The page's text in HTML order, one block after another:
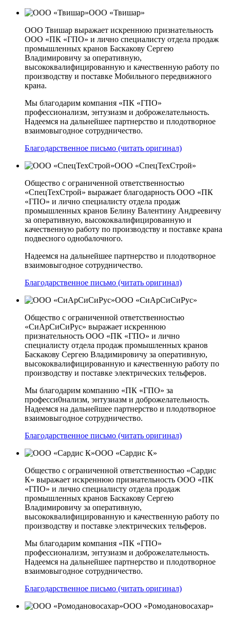
ООО «Твишар»
ООО Твишар выражает искреннюю признательность
ООО «ПК «ГПО» и лично специалисту отдела продаж
промышленных кранов Баскакову Сергею
Владимировичу за оперативную,
высококвалифицированную и качественную работу по
производству и поставке Мобильного передвижного
крана.
Мы благодарим компания «ПК «ГПО»
профессионализм, энтузиазм и доброжелательность.
Надеемся на дальнейшее партнерство и плодотворное
взаимовыгодное сотрудничество.
Благодарственное письмо (читать оригинал)
ООО «СпецТехСтрой»
Общество с ограниченной ответственностью
«СпецТехСтрой» выражает благодарность ООО «ПК
«ГПО» и лично специалисту отдела продаж
промышленных кранов Белину Валентину Андреевичу
за оперативную, высококвалифицированную и
качественную работу по производству и поставке крана
подвесного однобалочного.
Надеемся на дальнейшее партнерство и плодотворное
взаимовыгодное сотрудничество.
Благодарственное письмо (читать оригинал)
ООО «СиАрСиСиРус»
Общество с ограниченной ответственностью
«СиАрСиСиРус» выражает искреннюю
признательность ООО «ПК «ГПО» и лично
специалисту отдела продаж промышленных кранов
Баскакову Сергею Владимировичу за оперативную,
высококвалифицированную и качественную работу по
производству и поставке электрических тельферов.
Мы благодарим компанию «ПК «ГПО» за
професси0нализм, энтузиазм и доброжелательность.
Надеемся на дальнейшее партнерство и плодотворное
взаимовыгодное сотрудничество.
Благодарственное письмо (читать оригинал)
ООО «Сардис К»
Общество с ограниченной ответственностью «Сардис
К» выражает искреннюю признательность ООО «ПК
«ГПО» и лично специалисту отдела продаж
промышленных кранов Баскакову Сергею
Владимировичу за оперативную,
высококвалифицированную и качественную работу по
производству и поставке электрических тельферов.
Мы благодарим компания «ПК «ГПО»
профессионализм, энтузиазм и доброжелательность.
Надеемся на дальнейшее партнерство и плодотворное
взаимовыгодное сотрудничество.
Благодарственное письмо (читать оригинал)
ООО «Ромодановосахар»